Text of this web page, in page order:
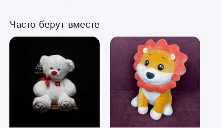
Часто берут вместе